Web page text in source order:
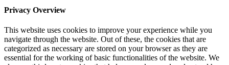
Privacy Overview
This website uses cookies to improve your experience while you
navigate through the website. Out of these, the cookies that are
categorized as necessary are stored on your browser as they are
essential for the working of basic functionalities of the website. We